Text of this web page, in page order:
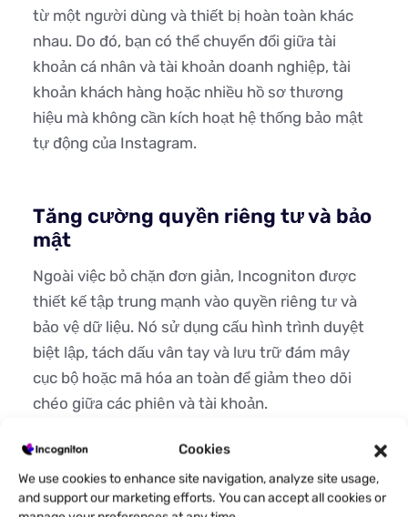
Cookies
We use cookies to enhance site navigation, analyze site usage,
and support our marketing efforts. You can accept all cookies or
từ một người dùng và thiết bị hoàn toàn khác
nhau. Do đó, bạn có thể chuyển đổi giữa tài
khoản cá nhân và tài khoản doanh nghiệp, tài
khoản khách hàng hoặc nhiều hồ sơ thương
hiệu mà không cần kích hoạt hệ thống bảo mật
tự động của Instagram.
Tăng cường quyền riêng tư và bảo
mật
Ngoài việc bỏ chặn đơn giản, Incogniton được
thiết kế tập trung mạnh vào quyền riêng tư và
bảo vệ dữ liệu. Nó sử dụng cấu hình trình duyệt
biệt lập, tách dấu vân tay và lưu trữ đám mây
cục bộ hoặc mã hóa an toàn để giảm theo dõi
chéo giữa các phiên và tài khoản.
Là một công ty có trụ sở tại Hà Lan, Incogniton
hoạt động theo khuôn khổ GDPR của EU, điều
chỉnh cách dữ liệu người dùng được thu thập,